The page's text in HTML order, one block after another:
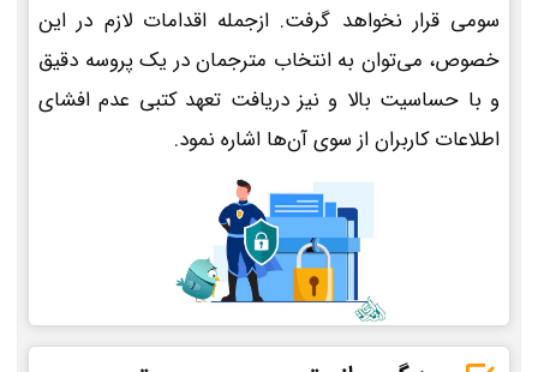
سومی قرار نخواهد گرفت. ازجمله اقدامات لازم در این
خصوص، می‌توان به انتخاب مترجمان در یک پروسه دقیق
و با حساسیت بالا و نیز دریافت تعهد کتبی عدم افشای
اطلاعات کاربران از سوی آن‌ها اشاره نمود.